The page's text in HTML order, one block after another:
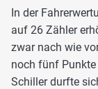
In der
auf 26 Zähler
zwar nach wie
noch fünf
Schiller durfte